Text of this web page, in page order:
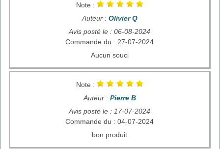
Note :
Auteur : Olivier Q
Avis posté le : 06-08-2024
Commande du : 27-07-2024
Aucun souci
Note :
Auteur : Pierre B
Avis posté le : 17-07-2024
Commande du : 04-07-2024
bon produit